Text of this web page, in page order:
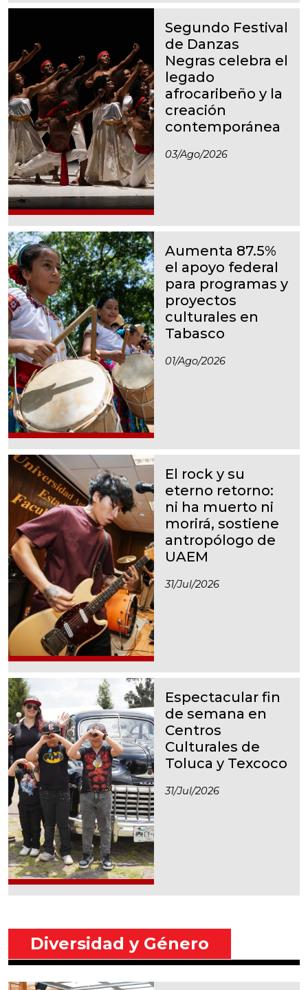
Segundo Festival
de Danzas
Negras celebra el
legado
afrocaribeño y la
creación
contemporánea
03/ago/2026
Aumenta 87.5%
el apoyo federal
para programas y
proyectos
culturales en
Tabasco
01/ago/2026
El rock y su
eterno retorno:
ni ha muerto ni
morirá, sostiene
antropólogo de
UAEM
31/jul/2026
Espectacular fin
de semana en
Centros
Culturales de
Toluca y Texcoco
31/jul/2026
Diversidad y Género